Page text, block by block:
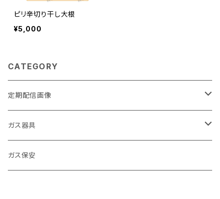
ピリ辛切り干し大根
¥5,000
CATEGORY
定期配信画像
節約
キッチン
ガス器具
ガステーブル
ガス保安